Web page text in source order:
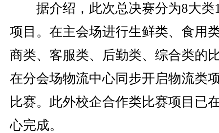
据介绍，此次总决赛分为8大类
项目。在主会场进行生鲜类、食用
商类、客服类、后勤类、综合类的
在分会场物流中心同步开启物流类
比赛。此外校企合作类比赛项目已
心完成。